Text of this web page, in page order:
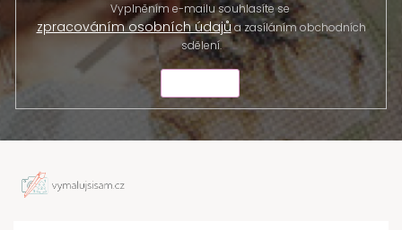
Vyplněním e-mailu souhlasíte se
zpracováním osobních údajůa zasíláním obchodních
sdělení.